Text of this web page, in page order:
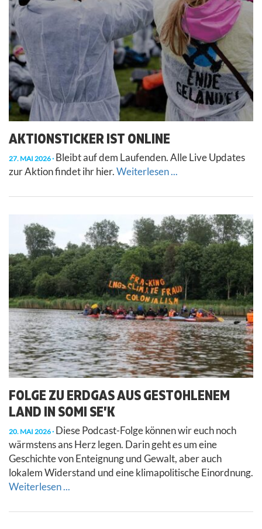
AKTIONSTICKER IST ONLINE
27. MAI 2026 Bleibt auf dem Laufenden. Alle Live Updates
zur Aktion findet ihr hier.Weiterlesen ...
FOLGE ZU ERDGAS AUS GESTOHLENEM
LAND IN SOMI SE’K
20. MAI 2026 Diese Podcast-Folge können wir euch noch
wärmstens ans Herz legen. Darin geht es um eine
Geschichte von Enteignung und Gewalt, aber auch
lokalem Widerstand und eine klimapolitische Einordnung.
Weiterlesen ...